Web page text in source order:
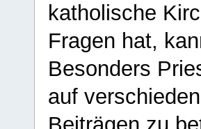
katholische
Fragen hat,
Besonders
auf